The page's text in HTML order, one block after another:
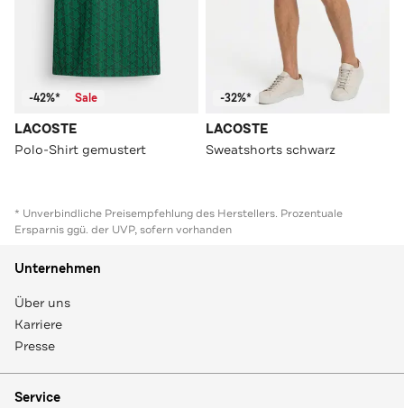
-42%* Sale
LACOSTE
Polo-Shirt gemustert
-32%*
LACOSTE
Sweatshorts schwarz
* Unverbindliche Preisempfehlung des Herstellers. Prozentuale
Ersparnis ggü. der UVP, sofern vorhanden
Unternehmen
Über uns
Karriere
Presse
Service